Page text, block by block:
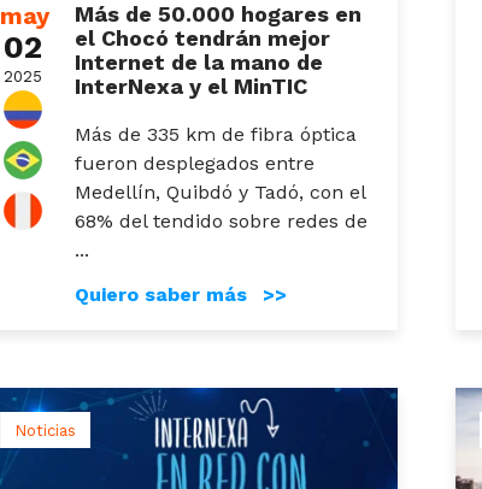
may
02
2025
Más de 50.000 hogares en
el Chocó tendrán mejor
Internet de la mano de
InterNexa y el MinTIC
Más de 335 km de fibra óptica
fueron desplegados entre
Medellín, Quibdó y Tadó, con el
68% del tendido sobre redes de
...
Quiero saber más >>
Noticias